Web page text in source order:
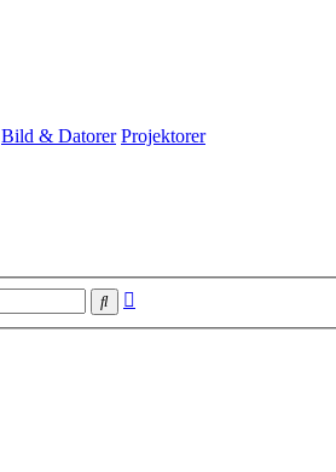
Bild & Datorer Projektorer
Sök